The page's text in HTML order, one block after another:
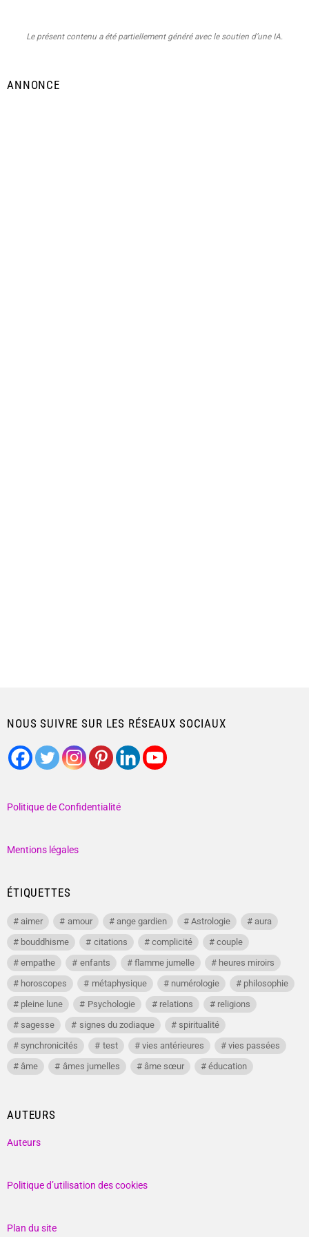
Le présent contenu a été partiellement généré avec le soutien d’une IA.
ANNONCE
NOUS SUIVRE SUR LES RÉSEAUX SOCIAUX
Politique de Confidentialité
Mentions légales
ÉTIQUETTES
aimer amour ange gardien Astrologie
aura
bouddhisme
citations complicité
couple
empathe
enfants flamme jumelle
heures miroirs
horoscopes
métaphysique numérologie
philosophie
pleine lune
Psychologie relations
religions
sagesse
signes du zodiaque
spiritualité
synchronicités
test vies antérieures
vies passées
âme
âmes jumelles âme sœur éducation
AUTEURS
Auteurs
Politique d’utilisation des cookies
Plan du site